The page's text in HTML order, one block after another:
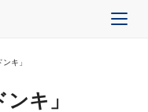
キ」
キ」